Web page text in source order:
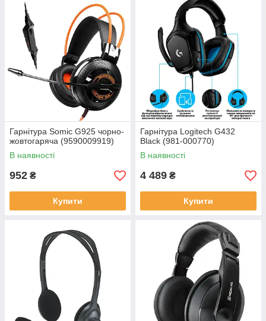
Гарнітура Somic G925 чорно-
жовтогаряча (9590009919)
В наявності
952 ₴
Купити
Гарнітура Logitech G432
Black (981-000770)
В наявності
4 489 ₴
Купити